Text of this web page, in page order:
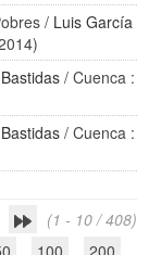
/ Luis García
/ Cuenca :
/ Cuenca :
(1 - 10 / 408)
100 200